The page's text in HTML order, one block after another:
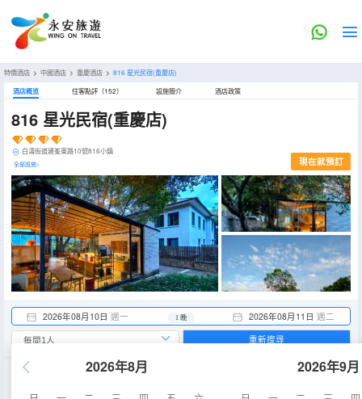
特價酒店 > 中國酒店 > 重慶酒店 > 816 星光民宿(重慶店)
酒店概览 住客點評（152） 設施簡介 酒店政策
816 星光民宿(重慶店)
白濤街道建峯東路10號816小鎮
全部設施> 現在就預訂
2026年08月10日 週一 2026年08月11日 週二
1 晚
2026年8月 2026年9月
重新搜尋